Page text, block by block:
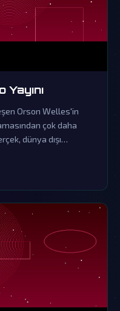
Orson Welles'in
çok daha
dünya dışı